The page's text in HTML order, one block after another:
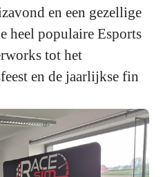
en een gezellige
heel populaire Esports
tot het
en de jaarlijkse fin